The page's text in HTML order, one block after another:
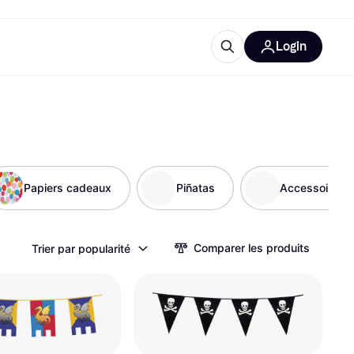
Login
Papiers cadeaux Piñatas Accessoires
Trier par popularité Comparer les produits